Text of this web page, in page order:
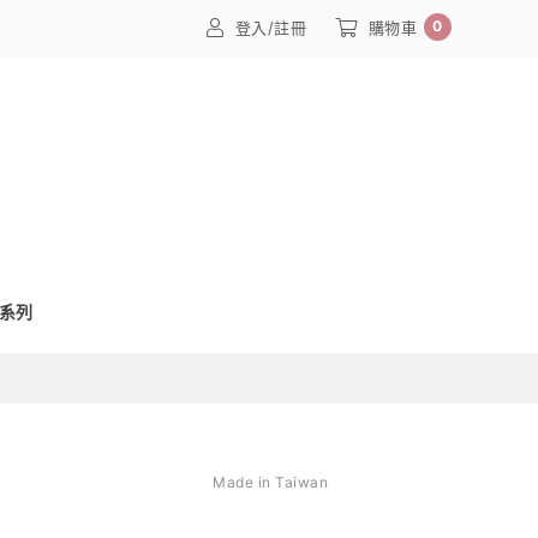
登入/註冊 購物車 0
列
Made in Taiwan